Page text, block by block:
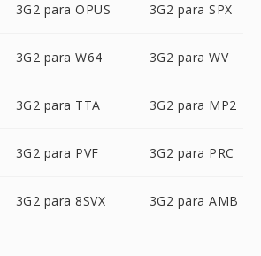
3G2 para OPUS 3G2 para SPX
3G2 para W64 3G2 para WV
3G2 para TTA 3G2 para MP2
3G2 para PVF 3G2 para PRC
3G2 para 8SVX 3G2 para AMB